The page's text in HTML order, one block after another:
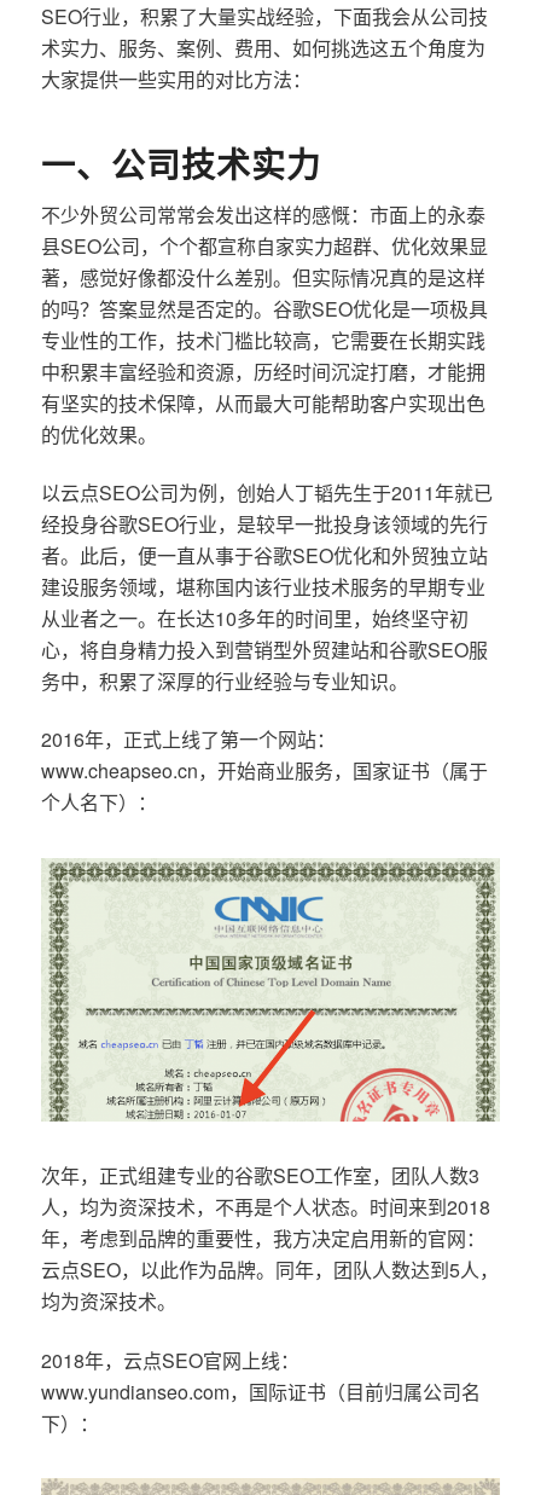
SEO行业，积累了大量实战经验，下面我会从公司技
术实力、服务、案例、费用、如何挑选这五个角度为
大家提供一些实用的对比方法：
一、公司技术实力
不少外贸公司常常会发出这样的感慨：市面上的永泰
县SEO公司，个个都宣称自家实力超群、优化效果显
著，感觉好像都没什么差别。但实际情况真的是这样
的吗？答案显然是否定的。谷歌SEO优化是一项极具
专业性的工作，技术门槛比较高，它需要在长期实践
中积累丰富经验和资源，历经时间沉淀打磨，才能拥
有坚实的技术保障，从而最大可能帮助客户实现出色
的优化效果。
以云点SEO公司为例，创始人丁韬先生于2011年就已
经投身谷歌SEO行业，是较早一批投身该领域的先行
者。此后，便一直从事于谷歌SEO优化和外贸独立站
建设服务领域，堪称国内该行业技术服务的早期专业
从业者之一。在长达10多年的时间里，始终坚守初
心，将自身精力投入到营销型外贸建站和谷歌SEO服
务中，积累了深厚的行业经验与专业知识。
2016年，正式上线了第一个网站：
www.cheapseo.cn，开始商业服务，国家证书（属于
个人名下）：
次年，正式组建专业的谷歌SEO工作室，团队人数3
人，均为资深技术，不再是个人状态。时间来到2018
年，考虑到品牌的重要性，我方决定启用新的官网：
云点SEO，以此作为品牌。同年，团队人数达到5人，
均为资深技术。
2018年，云点SEO官网上线：
www.yundianseo.com，国际证书（目前归属公司名
下）：